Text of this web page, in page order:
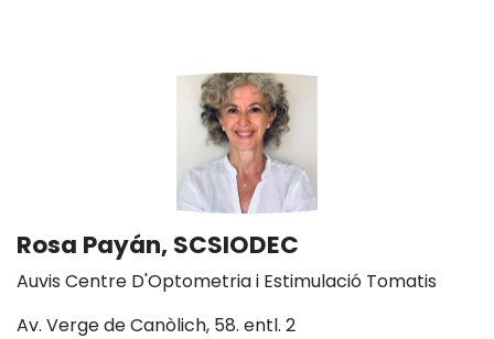
Rosa Payán, SCSIODEC
Auvis Centre D'Optometria i Estimulació Tomatis
Av. Verge de Canòlich, 58. entl. 2